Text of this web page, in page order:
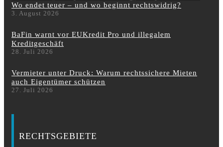
Wo endet teuer – und wo beginnt rechtswidrig?
3. August 2026
BaFin warnt vor EUKredit Pro und illegalem
Kreditgeschäft
28. Juli 2026
Vermieter unter Druck: Warum rechtssichere Mieten
auch Eigentümer schützen
27. Juli 2026
RECHTSGEBIETE